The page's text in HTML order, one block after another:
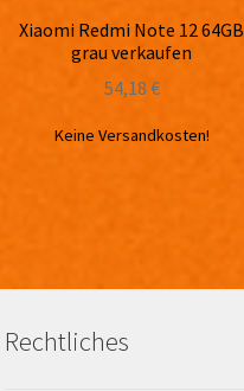
Xiaomi Redmi Note 12 64GB
grau verkaufen
54,18 €
Keine Versandkosten!
Rechtliches